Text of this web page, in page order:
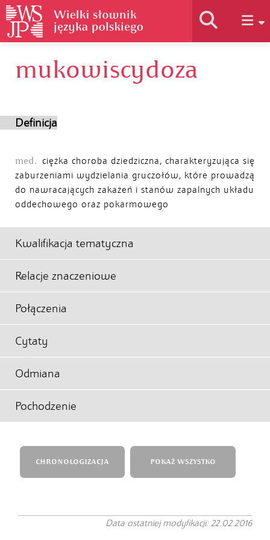
Historia słownika
Autorzy
mukowiscydoza
Definicja
med. ciężka choroba dziedziczna, charakteryzująca się
zaburzeniami wydzielania gruczołów, które prowadzą
do nawracających zakażeń i stanów zapalnych układu
oddechowego oraz pokarmowego
Kwalifikacja tematyczna
Relacje znaczeniowe
Połączenia
Cytaty
Odmiana
Pochodzenie
CHRONOLOGIZACJA POKAŻ WSZYSTKO
Data ostatniej modyfikacji: 22.02.2016